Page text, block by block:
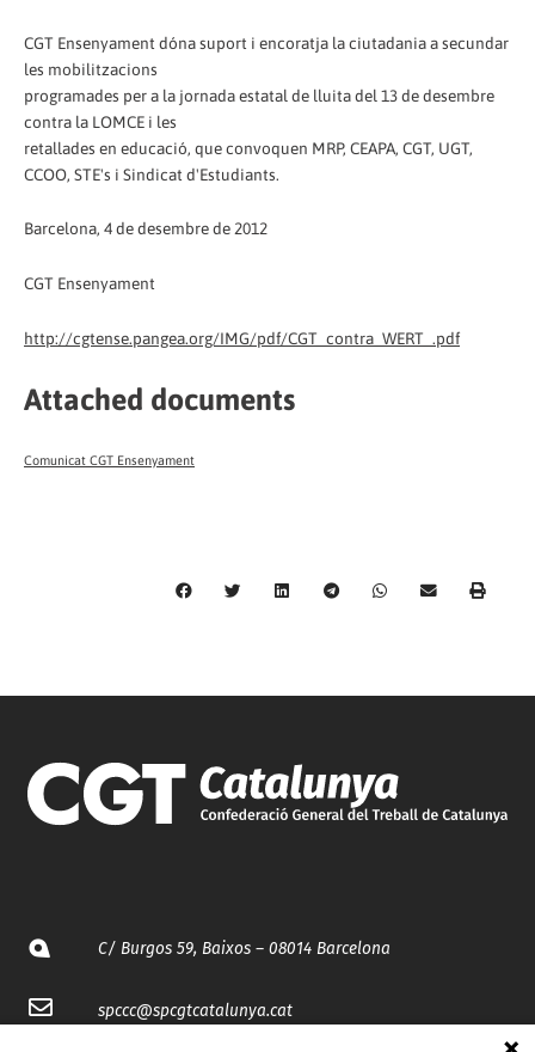
CGT Ensenyament dóna suport i encoratja la ciutadania a secundar
les mobilitzacions
programades per a la jornada estatal de lluita del 13 de desembre
contra la LOMCE i les
retallades en educació, que convoquen MRP, CEAPA, CGT, UGT,
CCOO, STE's i Sindicat d'Estudiants.
Barcelona, 4 de desembre de 2012
CGT Ensenyament
http://cgtense.pangea.org/IMG/pdf/CGT_contra_WERT_.pdf
Attached documents
Comunicat CGT Ensenyament
C/ Burgos 59, Baixos – 08014 Barcelona
spccc@spcgtcatalunya.cat